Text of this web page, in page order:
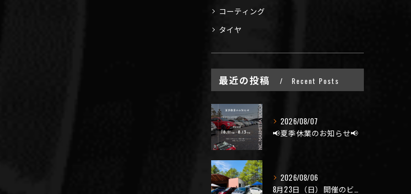
コーティング
タイヤ
最近の投稿 Recent Posts
2026/08/07
📢夏季休業のお知らせ📢
2026/08/06
8月23日（日）開催のビーナスラインを走ろうの会 夏の陣